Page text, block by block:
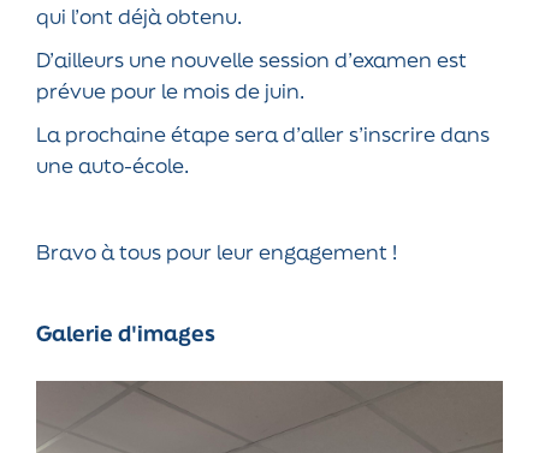
qui l’ont déjà obtenu.
D’ailleurs une nouvelle session d’examen est
prévue pour le mois de juin.
La prochaine étape sera d’aller s’inscrire dans
une auto-école.
Bravo à tous pour leur engagement !
Galerie d'images